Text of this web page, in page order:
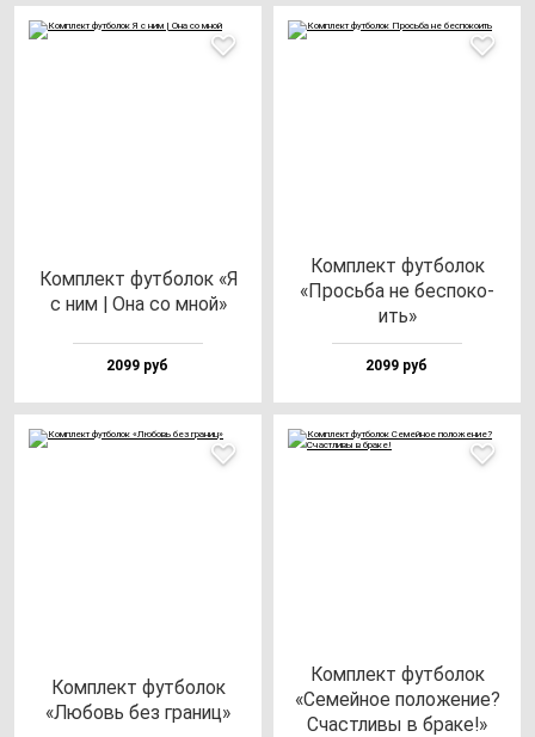
Ком­плект фут­бо­лок «Я
с ним | Она со мной»
2099 руб
Ком­плект фут­бо­лок
«Прось­ба не бес­по­ко­
ить»
2099 руб
Ком­плект фут­бо­лок
«Любовь без гра­ниц»
Ком­плект фут­бо­лок
«Семей­ное по­ло­же­ние?
Счас­тли­вы в бра­ке!»